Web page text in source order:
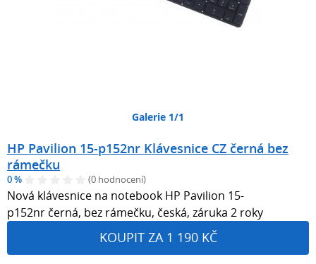
Galerie 1/1
HP Pavilion 15-p152nr Klávesnice CZ černá bez
rámečku
0 % (0 hodnocení)
Nová klávesnice na notebook HP Pavilion 15-
p152nr černá, bez rámečku, česká, záruka 2 roky
KOUPIT ZA 1 190 KČ